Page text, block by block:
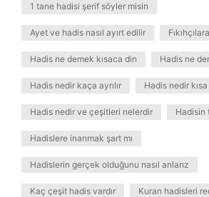
1 tane hadisi şerif söyler misin
Ayet ve hadis nasıl ayırt edilir
Hadis ne demek kısaca din Hadis ne
Hadis nedir kaça ayrılır Hadis nedir
Hadis nedir ve çeşitleri nelerdir Hadisin
Hadislere inanmak şart mı
Hadislerin gerçek olduğunu nasıl anlarız
Kaç çeşit hadis vardır Kuran hadisleri